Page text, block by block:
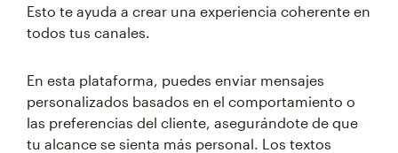
Esto te ayuda a crear una experiencia coherente en
todos tus canales.
En esta plataforma, puedes enviar mensajes
personalizados basados en el comportamiento o
las preferencias del cliente, asegurándote de que
tu alcance se sienta más personal. Los textos